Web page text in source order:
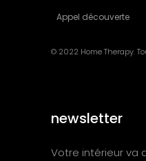
Appel découverte
© 2022 Home Therapy.
newsletter
Votre intérieur va